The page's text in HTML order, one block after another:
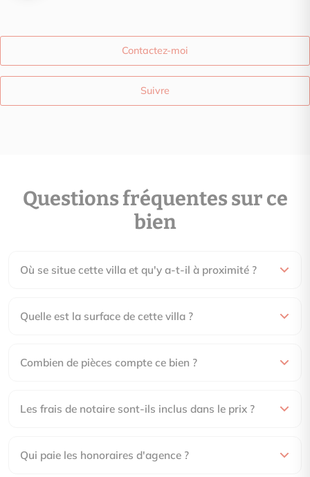
Contactez-moi
Suivre
Questions fréquentes sur ce
bien
Où se situe cette villa et qu'y a-t-il à proximité ?
Quelle est la surface de cette villa ?
Combien de pièces compte ce bien ?
Les frais de notaire sont-ils inclus dans le prix ?
Qui paie les honoraires d'agence ?